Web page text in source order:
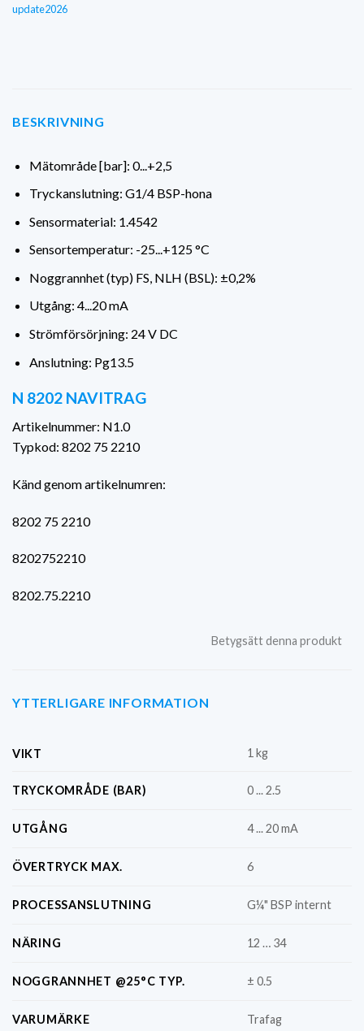
update2026
BESKRIVNING
Mätområde [bar]: 0...+2,5
Tryckanslutning: G1/4 BSP-hona
Sensormaterial: 1.4542
Sensortemperatur: -25...+125 °C
Noggrannhet (typ) FS, NLH (BSL): ±0,2%
Utgång: 4...20 mA
Strömförsörjning: 24 V DC
Anslutning: Pg13.5
N 8202 NAVITRAG
Artikelnummer: N1.0
Typkod: 8202 75 2210
Känd genom artikelnumren:
8202 75 2210
8202752210
8202.75.2210
Betygsätt denna produkt
YTTERLIGARE INFORMATION
VIKT 1 kg
TRYCKOMRÅDE (BAR) 0 ... 2.5
UTGÅNG 4 ... 20 mA
ÖVERTRYCK MAX. 6
PROCESSANSLUTNING G¼" BSP internt
NÄRING 12 … 34
NOGGRANNHET @25°C TYP. ± 0.5
VARUMÄRKE Trafag